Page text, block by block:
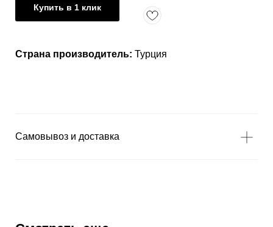
Купить в 1 клик
Страна производитель: Турция
Самовывоз и доставка